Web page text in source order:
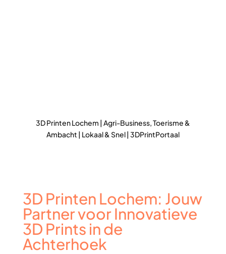
3D Printen Lochem | Agri-Business, Toerisme &
Ambacht | Lokaal & Snel | 3DPrintPortaal
3D Printen Lochem: Jouw
Partner voor Innovatieve
3D Prints in de
Achterhoek